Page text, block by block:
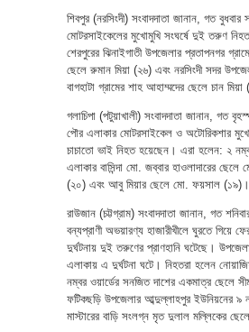
শিবপুর (নরসিংদী) সংবাদদাতা জানান, গত
মোটরসাইকেলের মুখোমুখি সংঘর্ষে দুই তরুণ
শেরপুরের ঝিনাইগাতী উপজেলার প্রতাপনগর
ছেলে রুমান মিয়া (২৬) এবং নরসিংদী সদর
বাগহাটা গ্রামের শাহ আহাম্মদের ছেলে চান
গলাচিপা (পটুয়াখালী) সংবাদদাতা জানান, গত
পৌর এলাকার মোটরসাইকেল ও অটোরিকশার
চাচাতো ভাই নিহত হয়েছেন। এরা হলেন: ২
এলাকার বাসিন্দা মো. জব্বার হাওলাদারের ছেলে
(২০) এবং আবু মিয়ার ছেলে মো. ফয়সাল (১৯)।
রাউজান (চট্টগ্রাম) সংবাদদাতা জানান, গত
বন্যপ্রাণী অভয়ারণ্য হাজারীখীলে ঘুরতে গিয়ে
দুর্ঘটনায় দুই তরুণের প্রাণহানি ঘটেছে।
এলাকায় এ দুর্ঘটনা ঘটে। নিহতরা হলেন
নম্বর ওয়ার্ডের সনজিত দাশের একমাত্র ছেলে
ফটিকছড়ি উপজেলার আব্দুল্লাহপুর ইউনিয়নের ৯
মাস্টারের বাড়ি সংলগ্ন মৃত দুলাল মল্লিকের